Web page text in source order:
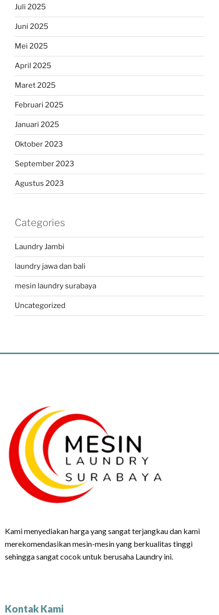
Juli 2025
Juni 2025
Mei 2025
April 2025
Maret 2025
Februari 2025
Januari 2025
Oktober 2023
September 2023
Agustus 2023
Categories
Laundry Jambi
laundry jawa dan bali
mesin laundry surabaya
Uncategorized
Kami menyediakan harga yang sangat terjangkau dan kami
merekomendasikan mesin-mesin yang berkualitas tinggi
sehingga sangat cocok untuk berusaha Laundry ini.
Kontak Kami